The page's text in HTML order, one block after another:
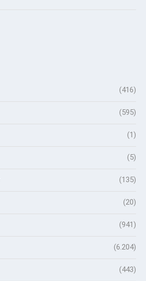
(416)
(595)
(1)
(5)
(135)
(20)
(941)
(6.204)
(443)